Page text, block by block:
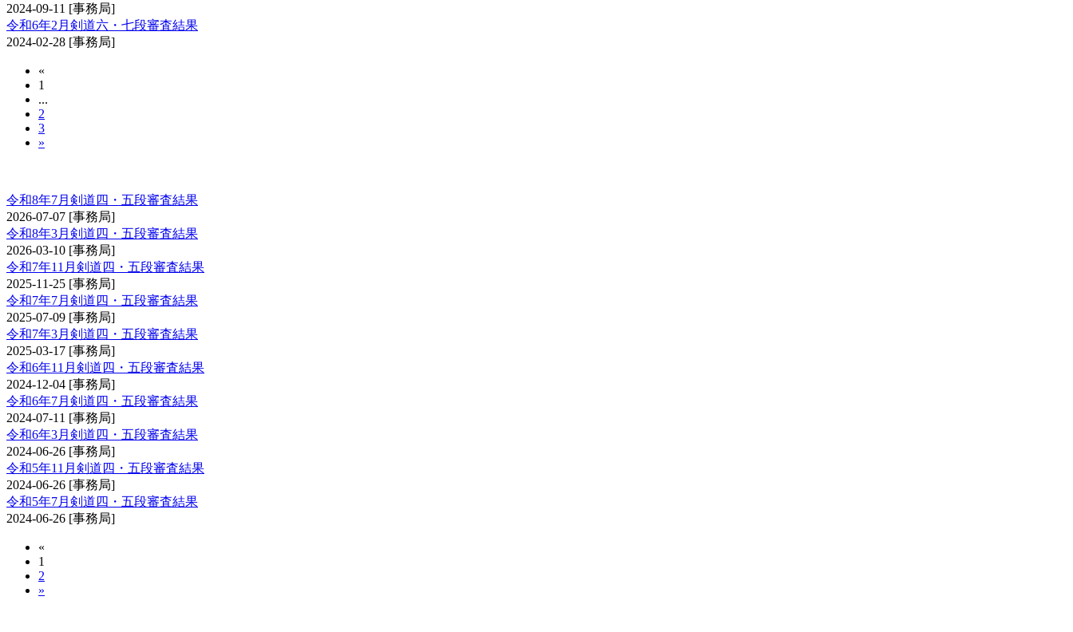
2024-09-11 [事務局]
令和6年2月剣道六・七段審査結果
2024-02-28 [事務局]
«
1
...
2
3
»
令和8年7月剣道四・五段審査結果
2026-07-07 [事務局]
令和8年3月剣道四・五段審査結果
2026-03-10 [事務局]
令和7年11月剣道四・五段審査結果
2025-11-25 [事務局]
令和7年7月剣道四・五段審査結果
2025-07-09 [事務局]
令和7年3月剣道四・五段審査結果
2025-03-17 [事務局]
令和6年11月剣道四・五段審査結果
2024-12-04 [事務局]
令和6年7月剣道四・五段審査結果
2024-07-11 [事務局]
令和6年3月剣道四・五段審査結果
2024-06-26 [事務局]
令和5年11月剣道四・五段審査結果
2024-06-26 [事務局]
令和5年7月剣道四・五段審査結果
2024-06-26 [事務局]
«
1
2
»